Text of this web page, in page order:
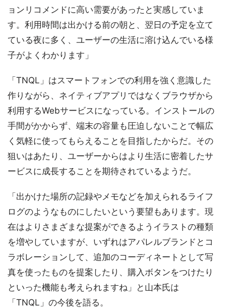
ョンリコメンドに高い需要があったと実感していま
す。利用時間は出かける前の朝と、翌日の予定を立て
ている夜に多く、ユーザーの生活に溶け込んでいる様
子がよくわかります」
「TNQL」はスマートフォンでの利用を強く意識した
作りながら、ネイティブアプリではなくブラウザから
利用するWebサービスになっている。インストールの
手間がかからず、端末の容量も圧迫しないことで幅広
く気軽に使ってもらえることを目指したからだ。その
狙いはあたり、ユーザーからはより生活に密着したサ
ービスに成長することを期待されているようだ。
「出かけた場所の記録やメモなどを加えられるライフ
ログのようなものにしたいという要望もあります。現
在はよりさまざまな提案ができるようイラストの種類
を増やしていますが、いずれはアパレルブランドとコ
ラボレーションして、追加のコーディネートとして写
真を使ったものを提案したり、購入ボタンをつけたり
といった機能も考えられますね」と山本氏は
「TNQL」の今後を語る。